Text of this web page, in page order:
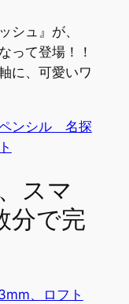
シュ』が、
って登場！！
に、可愛いワ
ンシル 名探
スマ
分で完
、ロフト